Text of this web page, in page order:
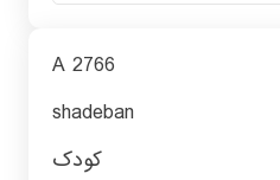
A 2766
shadeban
کودک